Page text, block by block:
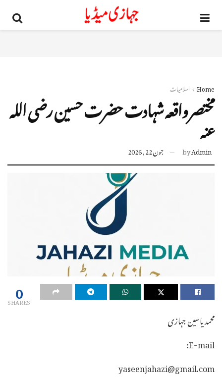
Home اسلامیات
مختصر واقعہ شہادت حضرت حسین رضی اللہ
عنہ
byAdmin جون 22, 2026
0
SHARES
محمد یاسین جہازی
E-mail:
yaseenjahazi@gmail.com